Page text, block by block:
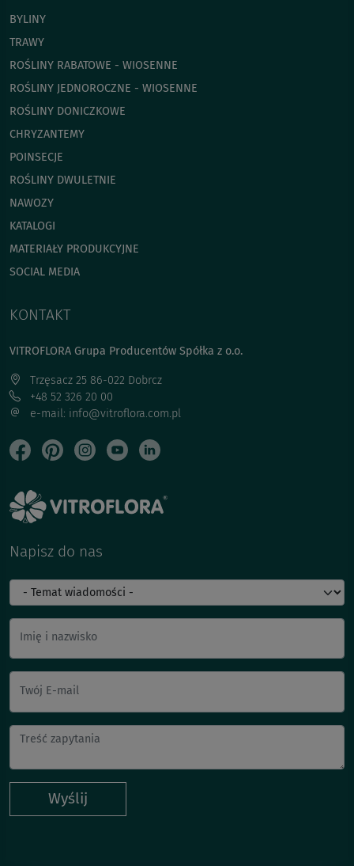
BYLINY
TRAWY
ROŚLINY RABATOWE - WIOSENNE
ROŚLINY JEDNOROCZNE - WIOSENNE
ROŚLINY DONICZKOWE
CHRYZANTEMY
POINSECJE
ROŚLINY DWULETNIE
NAWOZY
KATALOGI
MATERIAŁY PRODUKCYJNE
SOCIAL MEDIA
KONTAKT
VITROFLORA Grupa Producentów Spółka z o.o.
Trzęsacz 25 86-022 Dobrcz
+48 52 326 20 00
e-mail: info@vitroflora.com.pl
Napisz do nas
Imię i nazwisko
Twój E-mail
Wyślij